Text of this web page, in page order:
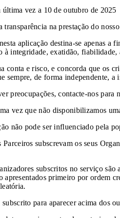
vez a 10 de outubro de 2025
na prestação do
aplicação destina-se apenas a
à integridade, exatidão,
conta e risco, e concorda que os
sempre, de forma independente, a
preocupações, contacte-nos para
vez que não disponibilizamos
não pode ser influenciado pela
subscrevam os seus
subscritos no serviço são
apresentados primeiro por ordem
para aparecer acima dos